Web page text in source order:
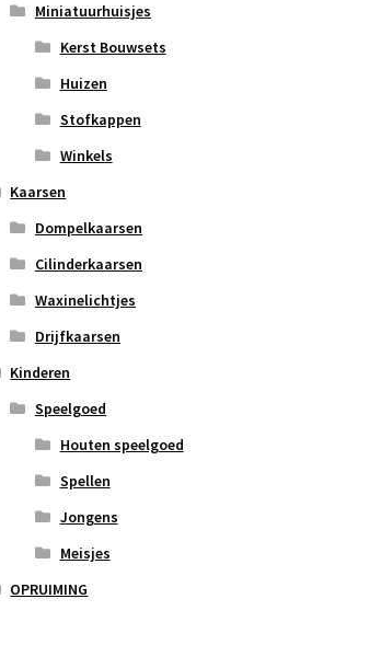
Miniatuurhuisjes
Kerst Bouwsets
Huizen
Stofkappen
Winkels
Kaarsen
Dompelkaarsen
Cilinderkaarsen
Waxinelichtjes
Drijfkaarsen
Kinderen
Speelgoed
Houten speelgoed
Spellen
Jongens
Meisjes
OPRUIMING